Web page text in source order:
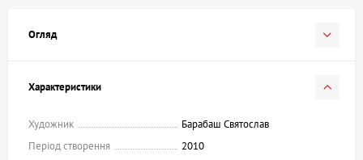
Огляд
Характеристики
Художник
Барабаш Святослав
Період створення
2010